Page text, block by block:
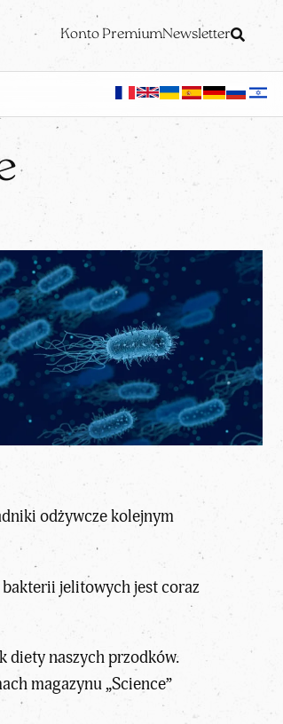
Konto PremiumNewsletter
odżywcze kolejnym
jelitowych jest coraz
diety naszych przodków.
magazynu „Science”